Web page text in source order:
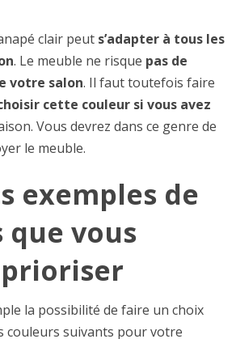
clair peut s’adapter à tous les
. Le meuble ne risque pas de
votre salon. Il faut toutefois faire
cette couleur si vous avez
Vous devrez dans ce genre de
le meuble.
exemples de
vous
la possibilité de faire un choix
couleurs suivants pour votre